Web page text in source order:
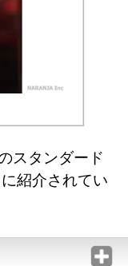
スタンダード
紹介されてい